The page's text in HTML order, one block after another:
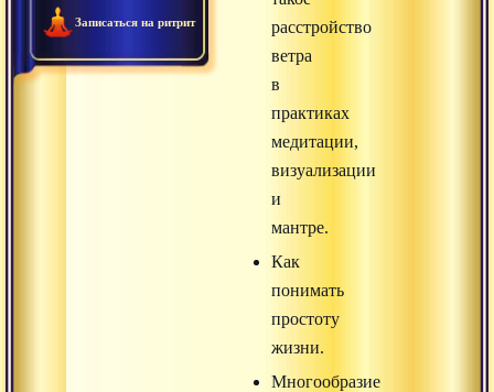
Записаться на ритрит
расстройство
ветра
в
практиках
медитации,
визуализации
и
мантре.
Как
понимать
простоту
жизни.
Многообразие